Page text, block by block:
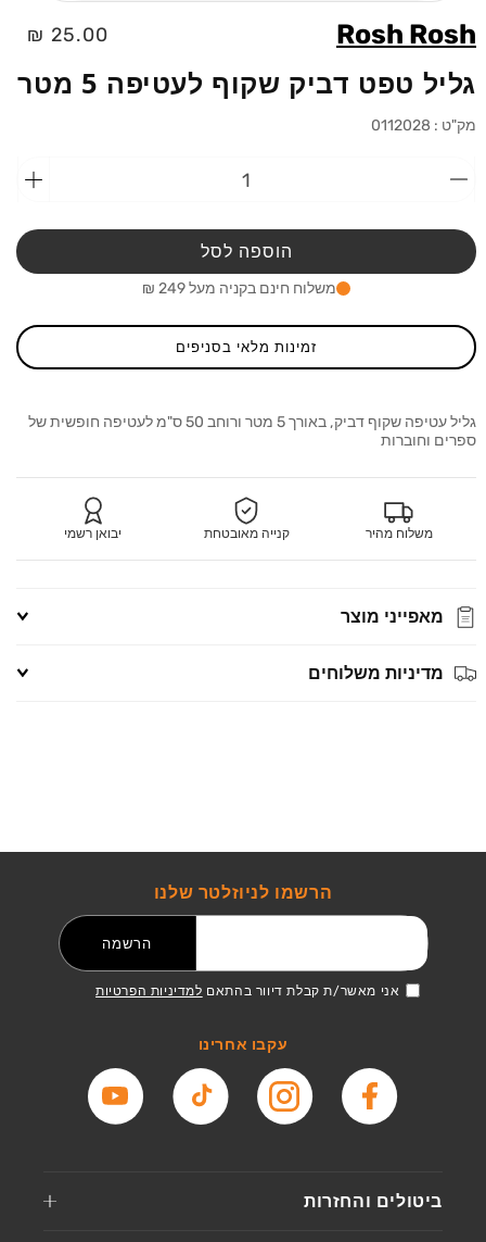
Rosh Rosh
מחיר
25.00 ₪
גליל טפט דביק שקוף לעטיפה 5 מטר
מק"ט : 0112028
מ-גליל
5
מ-
טפט
דביק
5
מטר
הוספה לסל
משלוח חינם בקניה מעל 249 ₪
זמינות מלאי בסניפים
גליל עטיפה שקוף דביק, באורך 5 מטר ורוחב 50 ס"מ לעטיפה חופשית של
ספרים וחוברות
משלוח מהיר קנייה מאובטחת יבואן רשמי
מאפייני מוצר
מדיניות משלוחים
1
הרשמו לניוזלטר שלנו
הרשמה
אני מאשר/ת קבלת דיוור בהתאם למדיניות הפרטיות
עקבו אחרינו
פייסבוק אינסטגרם טיקטוק יוטיוב
ביטולים והחזרות